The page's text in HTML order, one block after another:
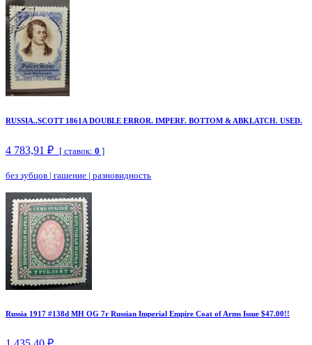
RUSSIA..SCOTT 1861A DOUBLE ERROR. IMPERF. BOTTOM & ABKLATCH. USED.
4 783,91 ₽ [ ставок: 0 ]
без зубцов | гашение | разновидность
Russia 1917 #138d MH OG 7r Russian Imperial Empire Coat of Arms Issue $47.00!!